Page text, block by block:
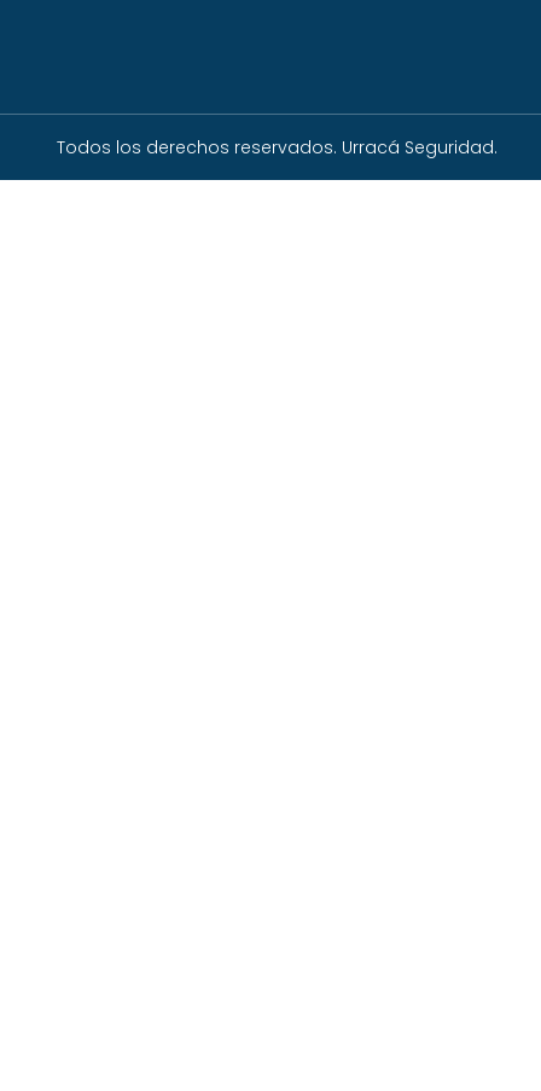
Todos los derechos reservados. Urracá Seguridad.